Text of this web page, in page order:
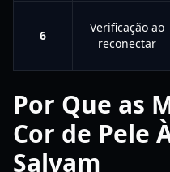
6
Verificação ao
reconectar
Por Que as
Cor de Pele
Salvam